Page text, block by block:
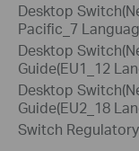
Desktop
Pacific_7
Desktop
Guide(EU1_12
Desktop
Guide(EU2_18
Switch